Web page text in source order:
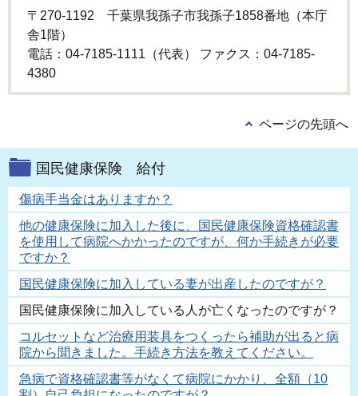
〒270-1192 千葉県我孫子市我孫子1858番地（本庁
舎1階）
電話：04-7185-1111（代表） ファクス：04-7185-
4380
ページの先頭へ
国民健康保険 給付
傷病手当金はありますか？
他の健康保険に加入した後に、国民健康保険資格確認書
を使用して病院へかかったのですが、何か手続きが必要
ですか？
国民健康保険に加入している妻が出産したのですが？
国民健康保険に加入している人が亡くなったのですが？
コルセットなど治療用装具をつくったら補助が出ると病
院から聞きました。手続き方法を教えてください。
急病で資格確認書等がなくて病院にかかり、全額（10